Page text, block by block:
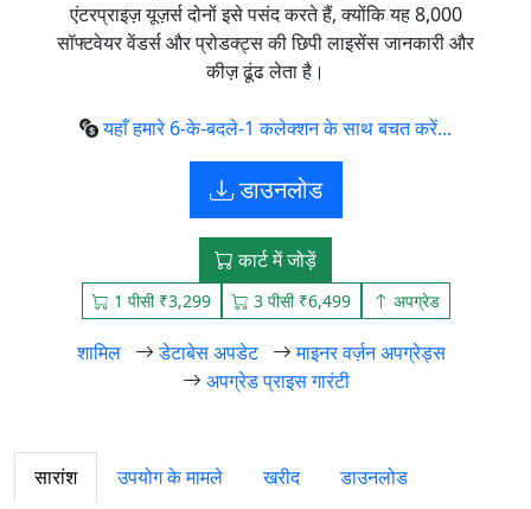
एंटरप्राइज़ यूज़र्स दोनों इसे पसंद करते हैं, क्योंकि यह 8,000
सॉफ्टवेयर वेंडर्स और प्रोडक्ट्स की छिपी लाइसेंस जानकारी और
कीज़ ढूंढ लेता है।
यहाँ हमारे 6-के-बदले-1 कलेक्शन के साथ बचत करें...
डाउनलोड
कार्ट में जोड़ें
1 पीसी ₹3,299 3 पीसी ₹6,499 अपग्रेड
शामिल डेटाबेस अपडेट
माइनर वर्ज़न अपग्रेड्स
अपग्रेड प्राइस गारंटी
सारांश उपयोग के मामले खरीद
डाउनलोड